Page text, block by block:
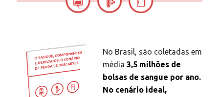
No Brasil, são coletadas em
média 3,5 milhões de
bolsas de sangue por ano.
No cenário ideal,